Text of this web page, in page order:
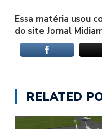
Essa matéria usou
do site Jornal
RELATED